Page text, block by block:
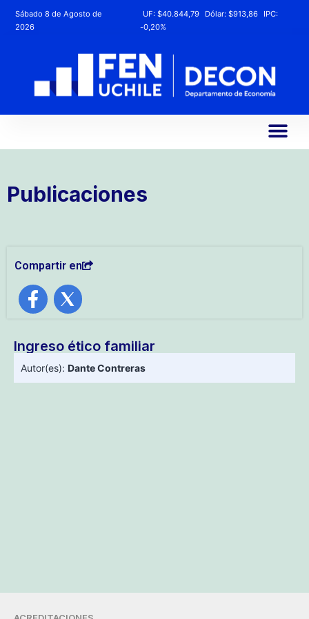
Sábado 8 de Agosto de
2026
UF:$40.844,79 Dólar:$913,86
IPC:
-0,20%
Publicaciones
Compartir en
Ingreso ético familiar
Autor(es): Dante Contreras